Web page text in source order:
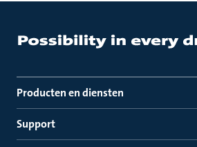
Producten en diensten
Support